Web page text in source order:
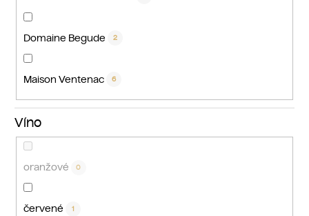
Domaine Begude 2
Maison Ventenac 6
Víno
oranžové 0
červené 1